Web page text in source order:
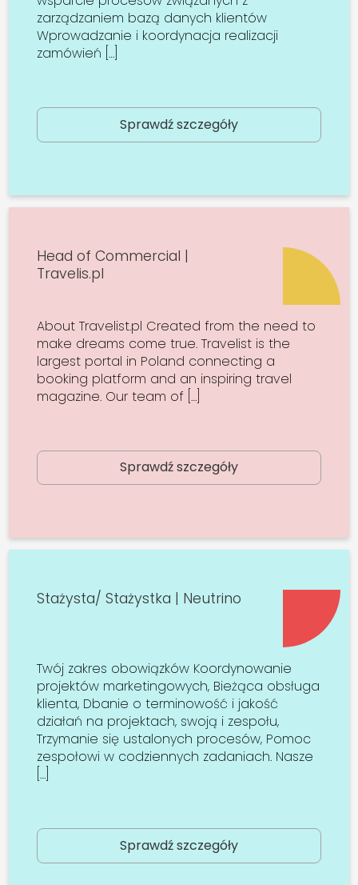
zarządzaniem bazą danych klientów
Wprowadzanie i koordynacja realizacji
zamówień […]
Sprawdź szczegóły
Head of Commercial |
Travelis.pl
About Travelist.pl Created from the need to
make dreams come true. Travelist is the
largest portal in Poland connecting a
booking platform and an inspiring travel
magazine. Our team of […]
Sprawdź szczegóły
Stażysta/ Stażystka | Neutrino
Twój zakres obowiązków Koordynowanie
projektów marketingowych, Bieżąca obsługa
klienta, Dbanie o terminowość i jakość
działań na projektach, swoją i zespołu,
Trzymanie się ustalonych procesów, Pomoc
zespołowi w codziennych zadaniach. Nasze
[…]
Sprawdź szczegóły